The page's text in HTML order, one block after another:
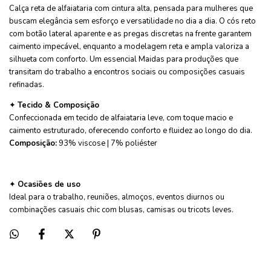
Calça reta de alfaiataria com cintura alta, pensada para mulheres que
buscam elegância sem esforço e versatilidade no dia a dia. O cós reto
com botão lateral aparente e as pregas discretas na frente garantem
caimento impecável, enquanto a modelagem reta e ampla valoriza a
silhueta com conforto. Um essencial Maidas para produções que
transitam do trabalho a encontros sociais ou composições casuais
refinadas.
✦ Tecido & Composição
Confeccionada em tecido de alfaiataria leve, com toque macio e
caimento estruturado, oferecendo conforto e fluidez ao longo do dia.
Composição:93% viscose | 7% poliéster
✦ Ocasiões de uso
Ideal para o trabalho, reuniões, almoços, eventos diurnos ou
combinações casuais chic com blusas, camisas ou tricots leves.